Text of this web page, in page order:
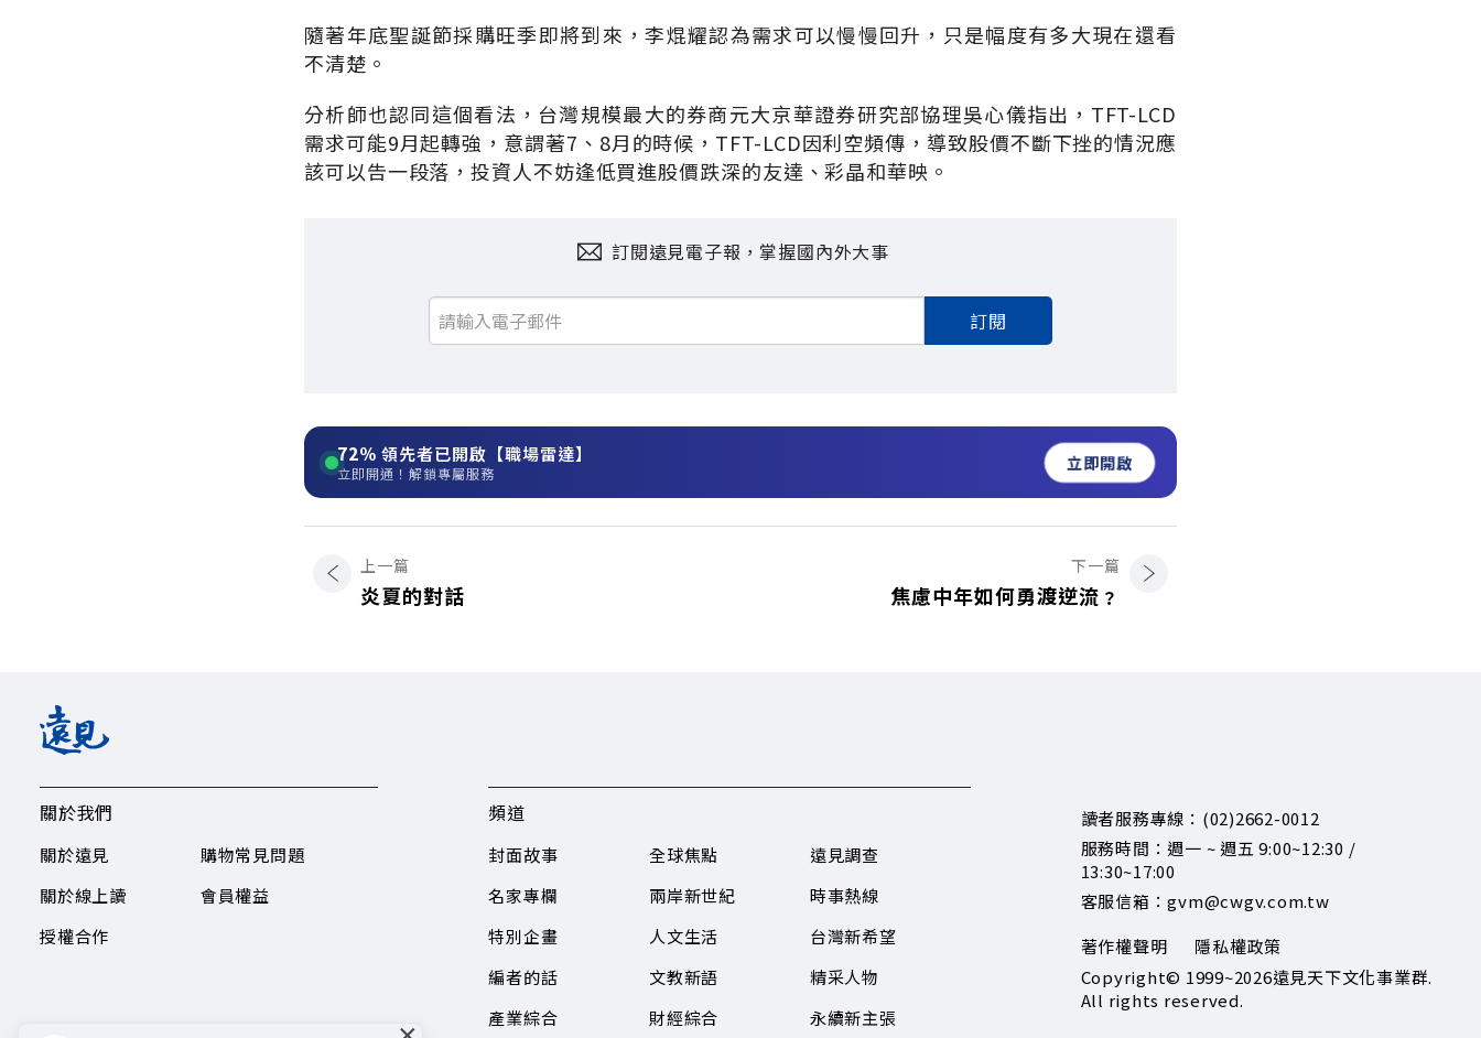
隨著年底聖誕節採購旺季即將到來，李焜耀認為需求可以慢慢回升，只是幅度有多大現在還看
不清楚。
分析師也認同這個看法，台灣規模最大的券商元大京華證券研究部協理吳心儀指出，TFT-LCD
需求可能9月起轉強，意謂著7、8月的時候，TFT-LCD因利空頻傳，導致股價不斷下挫的情況應
該可以告一段落，投資人不妨逢低買進股價跌深的友達、彩晶和華映。
訂閱遠見電子報，掌握國內外大事
訂閱
72% 領先者已開啟【職場雷達】
立即開通！解鎖專屬服務 立即開啟
上一篇
炎夏的對話
下一篇
焦慮中年如何勇渡逆流﹖
關於我們
關於遠見
關於線上讀
授權合作
購物常見問題
會員權益
頻道
封面故事
名家專欄
特別企畫
編者的話
產業綜合
全球焦點
兩岸新世紀
人文生活
文教新語
財經綜合
遠見調查
時事熱線
台灣新希望
精采人物
永續新主張
讀者服務專線：(02)2662-0012
服務時間：週一 ~ 週五 9:00~12:30 /
13:30~17:00
客服信箱：gvm@cwgv.com.tw
著作權聲明
隱私權政策
Copyright© 1999~2026遠見天下文化事業群.
All rights reserved.